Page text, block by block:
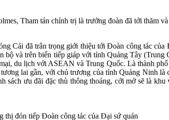
Tham tán chính trị là trưởng đoàn đã tới thăm
Cái đã trân trọng giới thiệu tới Đoàn công tác
và trên biển tiếp giáp với tỉnh Quảng Tây
du lịch với ASEAN và Trung Quốc. Là thành
lai gần, với chủ trương của tỉnh Quảng Ninh
sách ưu đãi đặc thù thông thoáng, cởi mở sẽ là
đón tiếp Đoàn công tác của Đại sứ quán